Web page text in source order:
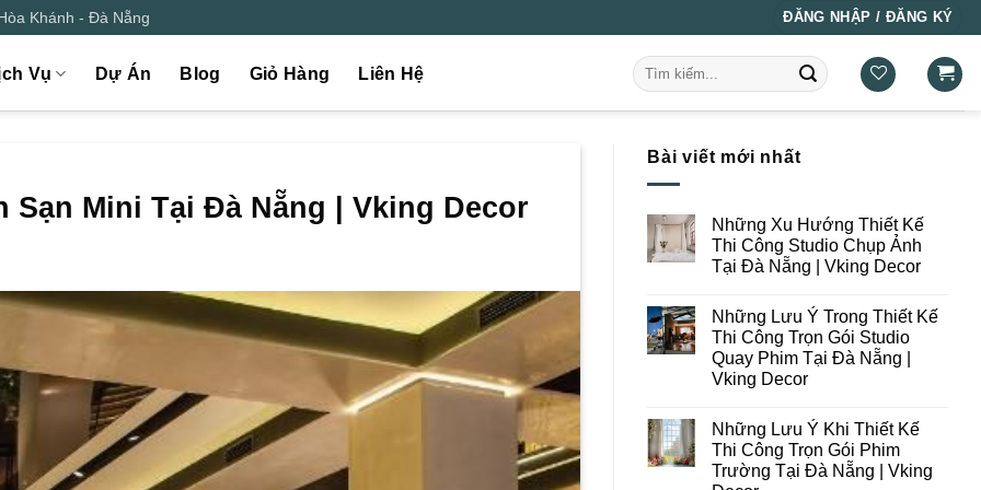
Khánh - Đà Nẵng ĐĂNG NHẬP / ĐĂNG KÝ
Vụ Dự Án Blog Giỏ Hàng Liên Hệ
Tìm
kiếm:
Sạn Mini Tại Đà Nẵng | Vking Decor
Bài viết mới nhất
Những Xu Hướng Thiết Kế
Thi Công Studio Chụp Ảnh
Tại Đà Nẵng | Vking Decor
bình
luận
ở
Những
Xu
Hướng
Thi
Công
Studio
Chụp
Ảnh
Những Lưu Ý Trong Thiết Kế
Thi Công Trọn Gói Studio
Quay Phim Tại Đà Nẵng |
Vking Decor
bình
luận
ở
Những
Lưu
Những Lưu Ý Khi Thiết Kế
Thi Công Trọn Gói Phim
Trường Tại Đà Nẵng | Vking